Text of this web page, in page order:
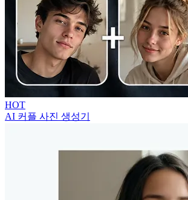
HOT
AI 커플 사진 생성기